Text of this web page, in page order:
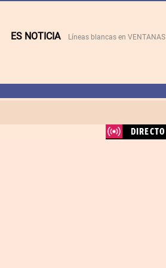
ES NOTICIA Líneas blancas en VENTANAS
DIRECTO